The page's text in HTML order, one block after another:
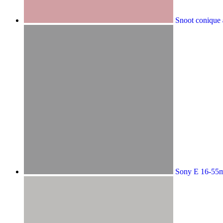
Snoot conique
Sony E 16-